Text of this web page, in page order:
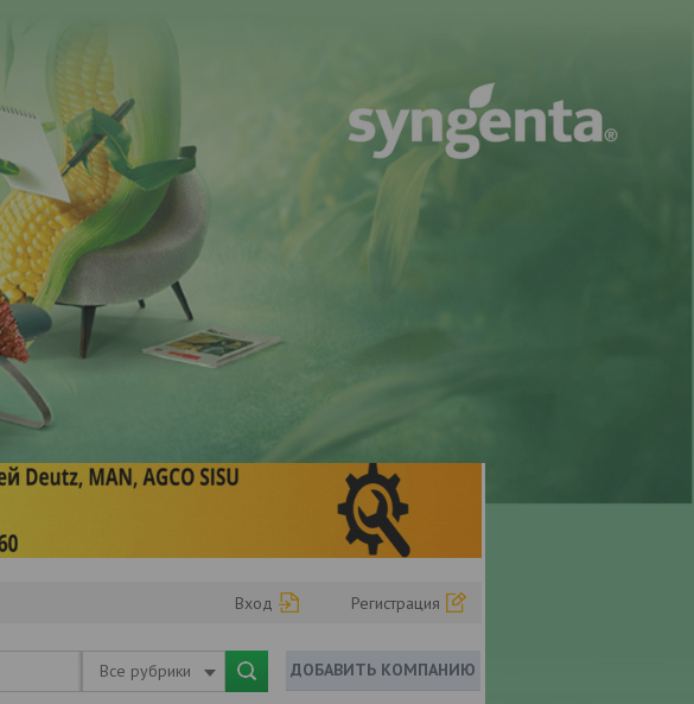
Вход Регистрация
Все рубрики ДОБАВИТЬ КОМПАНИЮ